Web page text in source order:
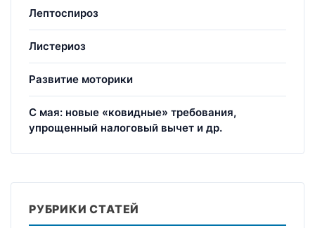
Лептоспироз
Листериоз
Развитие моторики
С мая: новые «ковидные» требования,
упрощенный налоговый вычет и др.
РУБРИКИ СТАТЕЙ